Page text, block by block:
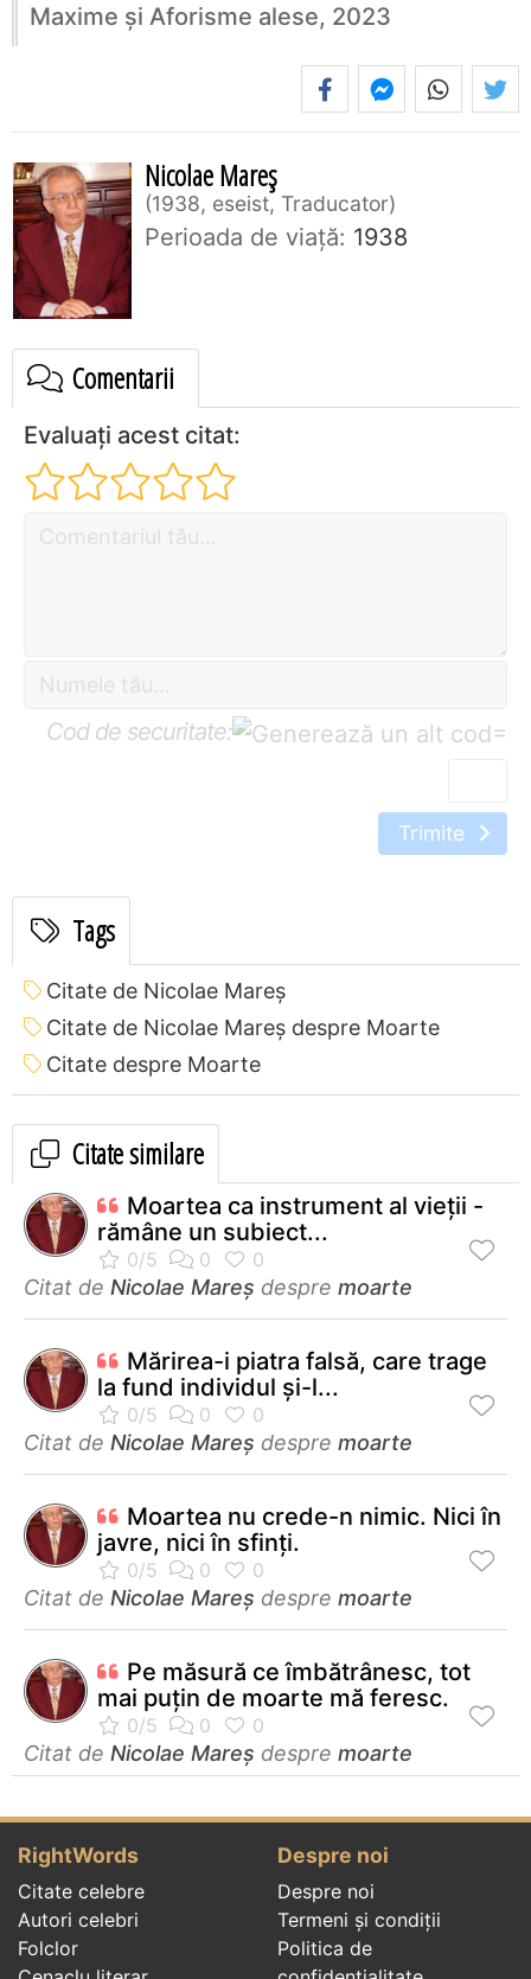
Maxime și Aforisme alese, 2023
Nicolae Mareș
1938, eseist, Traducator
Perioada de viaţă: 1938
Comentarii
Evaluați acest citat:
Cod de securitate: =
Trimite
Tags
Citate de Nicolae Mareș
Citate de Nicolae Mareș despre Moarte
Citate despre Moarte
Citate similare
Moartea ca instrument al vieţii -
rămâne un subiect...
Citat de Nicolae Mareș despre moarte
Mărirea-i piatra falsă, care trage
la fund individul şi-l...
Citat de Nicolae Mareș despre moarte
Moartea nu crede-n nimic. Nici în
javre, nici în sfinți.
Citat de Nicolae Mareș despre moarte
Pe măsură ce îmbătrânesc, tot
mai puțin de moarte mă feresc.
Citat de Nicolae Mareș despre moarte
RightWords
Citate celebre
Autori celebri
Folclor
Despre noi
Despre noi
Termeni și condiții
Politica de